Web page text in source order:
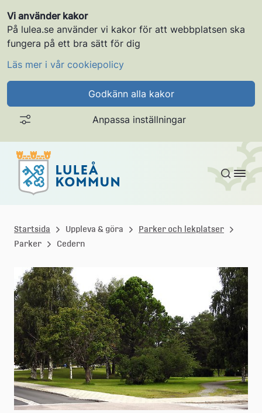
Vi använder kakor
På lulea.se använder vi kakor för att webbplatsen ska
fungera på ett bra sätt för dig
Läs mer i vår cookiepolicy
Godkänn alla kakor
Anpassa inställningar
Gå till innehållet
u
l
e
å
k
o
m
m
Startsida Uppleva & göra
Parker och lekplatser
Parker
Cedern